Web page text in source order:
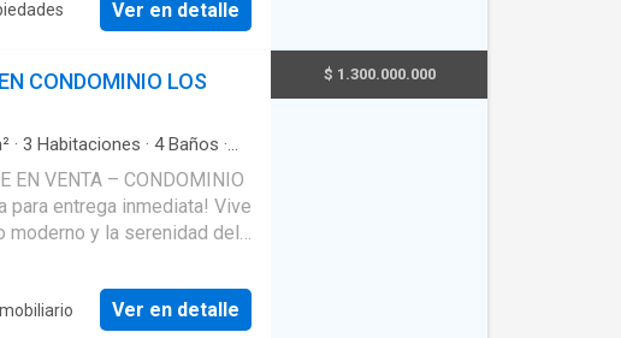
Área
de la casa 320 mts2 - Altura
al aire libre 27 mts2
mesa y sillas en
Agua potable.
Ámplia vista de 300°
Ver en detalle
CONDOMINIO LOS
· 3 Habitaciones · 4Baños ·
·Seguridad privada·
EN VENTA – CONDOMINIO
entrega inmediata! Vive
y la serenidad del
vanguardista, amplios
Vía
Ver en detalle
$ 1.300.000.000